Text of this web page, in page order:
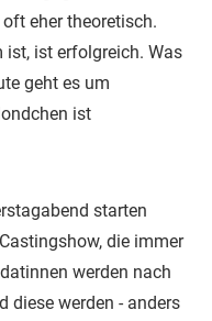
eher theoretisch.
ist erfolgreich. Was
geht es um
ist
starten
die immer
werden nach
diese werden - anders